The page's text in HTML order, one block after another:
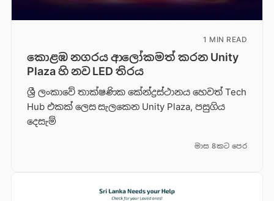
1 MIN READ
කොළඹ නගරය ආලෝකමත් කරන Unity
Plaza හි නව LED තිරය
ශ්‍රී ලංකාවේ තාක්ෂණික කේන්ද්‍රස්ථානය හෙවත් Tech
Hub එකක් ලෙස සැලකෙන Unity Plaza, පසුගිය
දෙසැම්
මාස 8කට පෙර